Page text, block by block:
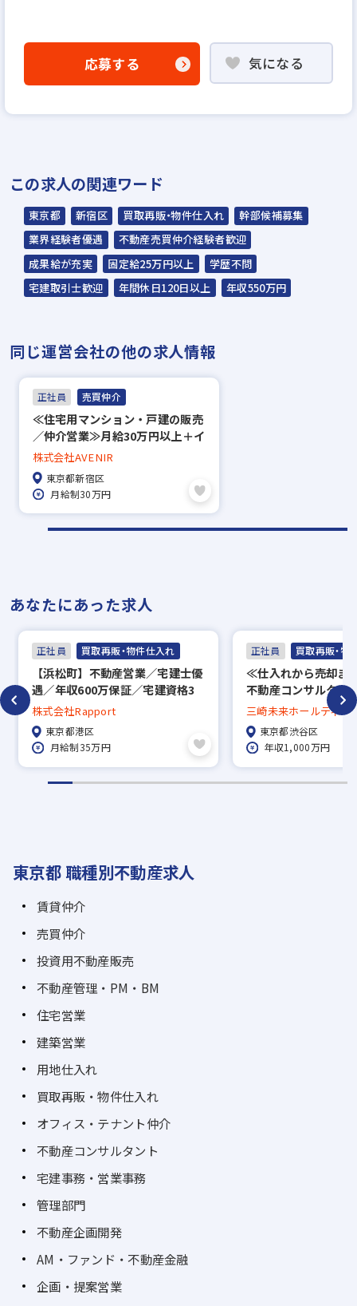
「応募する」よりエントリー
WEB応募書類による書類選考
▼
内定
☆入社時期は相談に応じます。現在、在職中
の方も積極的にご応募ください。
☆応募の秘密は厳守いたします。
応募する 気になる
この求人の関連ワード
東京都 新宿区 買取再販・物件仕入れ
幹部候補募集
業界経験者優遇
不動産売買仲介経験者歓迎
成果給が充実
固定給25万円以上
学歴不問
宅建取引士歓迎
年間休日120日以上 年収550万円
同じ運営会社の他の求人情報
正社員 売買仲介
≪住宅用マンション・戸建の販売
／仲介営業≫月給30万円以上＋イ
ンセンあり！／年間休日125日／
業界経験不問！
株式会社AVENIR
東京都新宿区
月給制30万円
あなたにあった求人
正社員 買取再販・物件仕入れ
【浜松町】不動産営業／宅建士優
遇／年収600万保証／宅建資格3
万円／高率インセンティブ15%～
／年間休日130日！土日祝日休み
の完全週休2日制！
株式会社Rapport
東京都港区
月給制35万円
正社員 買取再販・物
≪仕入れから売却ま
不動産コンサルタン
販・売買）≫年俸
／フルフレックス／
三崎未来ホールディン
東京都渋谷区
年収1,000万円
東京都 職種別不動産求人
賃貸仲介
売買仲介
投資用不動産販売
不動産管理・PM・BM
住宅営業
建築営業
用地仕入れ
買取再販・物件仕入れ
オフィス・テナント仲介
不動産コンサルタント
宅建事務・営業事務
管理部門
不動産企画開発
AM・ファンド・不動産金融
企画・提案営業